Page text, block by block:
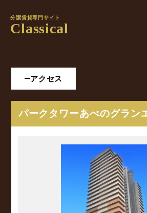
分譲賃貸専門サイト
Classical
アクセス
パークタワーあべのグラン